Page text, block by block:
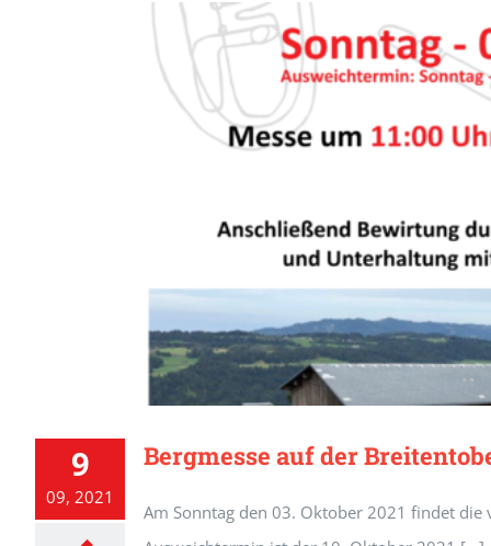
9
09, 2021
Bergmesse auf der
Am Sonntag den 03. Oktober 2021 findet